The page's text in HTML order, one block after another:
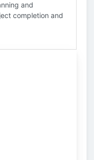
and
completion and